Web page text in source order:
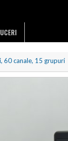
60 canale, 15 grupuri